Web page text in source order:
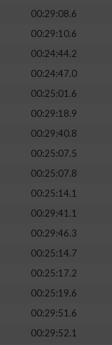
00:29:08.6
00:29:10.6
00:24:44.2
00:24:47.0
00:25:01.6
00:29:18.9
00:29:40.8
00:25:07.5
00:25:07.8
00:25:14.1
00:29:41.1
00:29:46.3
00:25:14.7
00:25:17.2
00:25:19.6
00:29:51.6
00:29:52.1